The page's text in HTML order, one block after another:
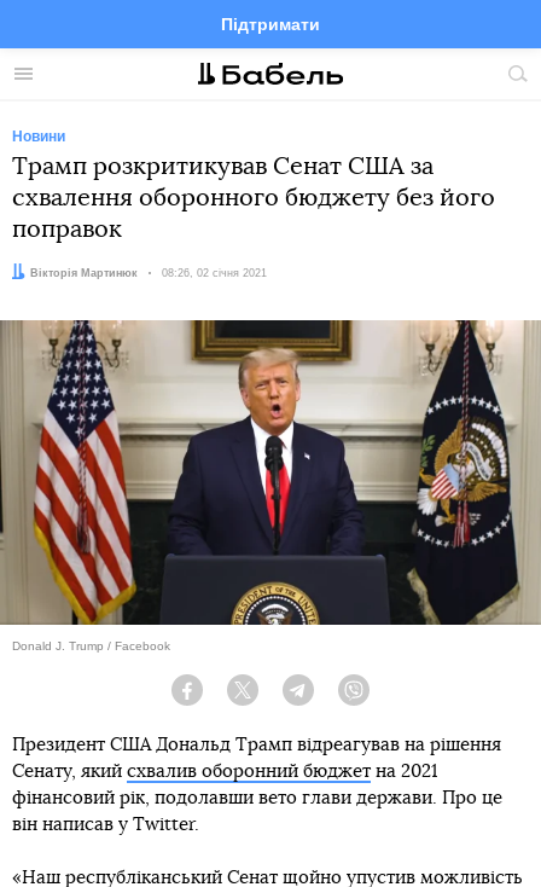
Меню
Підтримати
FacebookTelegramTwitter
Новини
Трамп розкритикував Сенат США за
схвалення оборонного бюджету без його
поправок
Автор:Вікторія Мартинюк Дата:
08:26, 02 січня 2021
Donald J. Trump / Facebook
Facebook Twitter Telegram
Президент США Дональд Трамп відреагував на рішення
Сенату, який схвалив оборонний бюджет на 2021
фінансовий рік, подолавши вето глави держави. Про це
він написав у Twitter.
«Наш республіканський Сенат щойно упустив можливість